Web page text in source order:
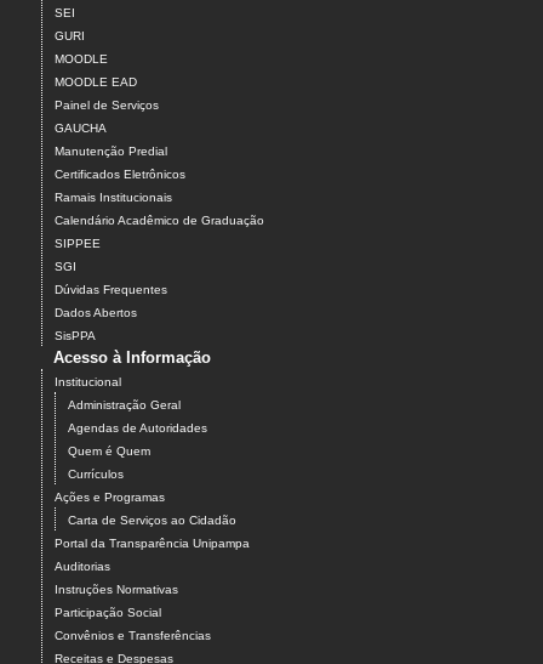
SEI
GURI
MOODLE
MOODLE EAD
Painel de Serviços
GAUCHA
Manutenção Predial
Certificados Eletrônicos
Ramais Institucionais
Calendário Acadêmico de Graduação
SIPPEE
SGI
Dúvidas Frequentes
Dados Abertos
SisPPA
Acesso à Informação
Institucional
Administração Geral
Agendas de Autoridades
Quem é Quem
Currículos
Ações e Programas
Carta de Serviços ao Cidadão
Portal da Transparência Unipampa
Auditorias
Instruções Normativas
Participação Social
Convênios e Transferências
Receitas e Despesas